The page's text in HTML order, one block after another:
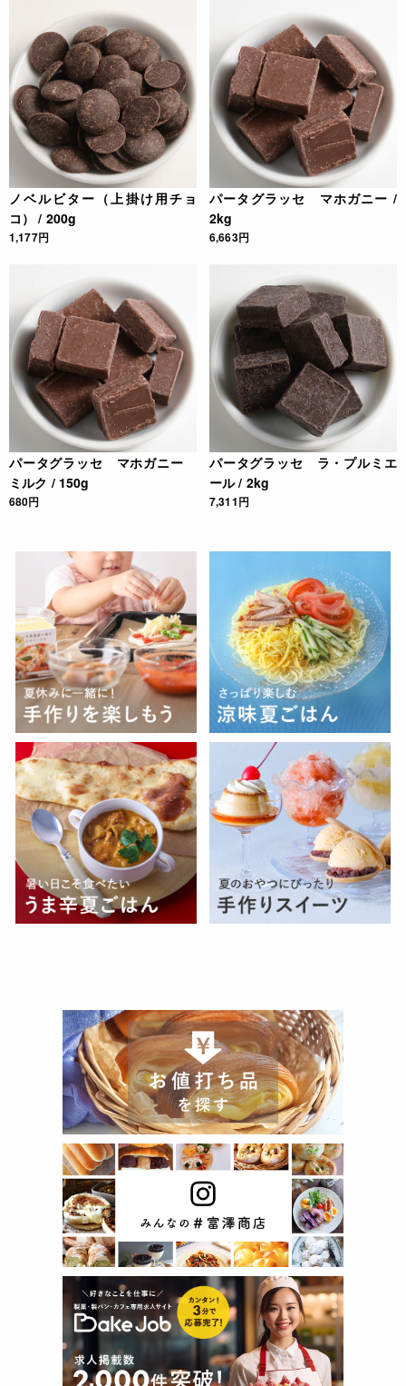
ノベルビター（上掛け用チョ
コ） / 200g
1,177円
パータグラッセ マホガニー /
2kg
6,663円
パータグラッセ マホガニー
ミルク / 150g
680円
パータグラッセ ラ・プルミエ
ール / 2kg
7,311円